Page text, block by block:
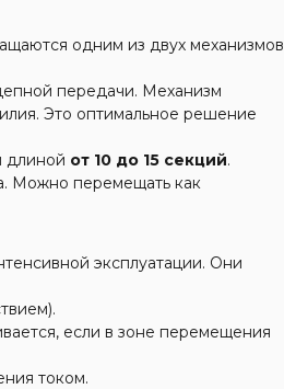
одним из двух механизмов
передачи. Механизм
Это оптимальное решение
длиной от 10 до 15 секций.
Можно перемещать как
эксплуатации. Они
если в зоне перемещения
током.